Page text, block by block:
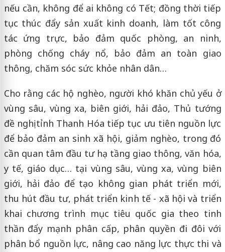
nếu cần, không để ai không có Tết; đồng thời tiếp
tục thúc đẩy sản xuất kinh doanh, làm tốt công
tác ứng trực, bảo đảm quốc phòng, an ninh,
phòng chống cháy nổ, bảo đảm an toàn giao
thông, chăm sóc sức khỏe nhân dân…
Cho rằng các hộ nghèo, người khó khăn chủ yếu ở
vùng sâu, vùng xa, biên giới, hải đảo, Thủ tướng
đề nghị tỉnh Thanh Hóa tiếp tục ưu tiên nguồn lực
để bảo đảm an sinh xã hội, giảm nghèo, trong đó
cần quan tâm đầu tư hạ tầng giao thông, văn hóa,
y tế, giáo dục… tại vùng sâu, vùng xa, vùng biên
giới, hải đảo để tạo không gian phát triển mới,
thu hút đầu tư, phát triển kinh tế - xã hội và triển
khai chương trình mục tiêu quốc gia theo tinh
thần đẩy mạnh phân cấp, phân quyền đi đôi với
phân bổ nguồn lực, nâng cao năng lực thực thi và